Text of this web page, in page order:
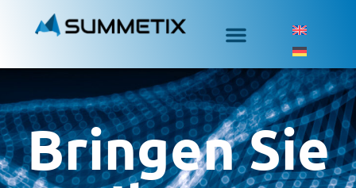
Bringen Sie